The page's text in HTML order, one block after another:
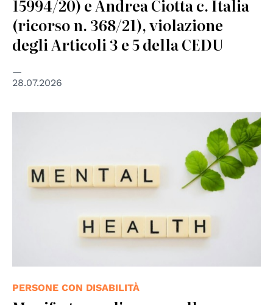
15994/20) e Andrea Ciotta c. Italia
(ricorso n. 368/21), violazione
degli Articoli 3 e 5 della CEDU
28.07.2026
PERSONE CON DISABILITÀ